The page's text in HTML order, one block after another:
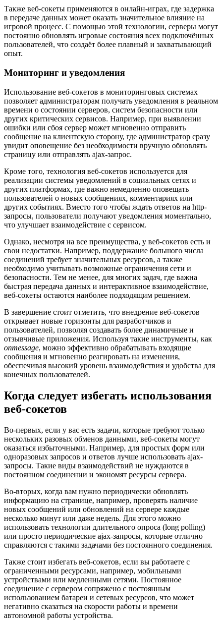
Также веб-сокеты применяются в онлайн-играх, где задержка
в передаче данных может оказать значительное влияние на
игровой процесс. С помощью этой технологии, серверы могут
постоянно обновлять игровые состояния всех подключённых
пользователей, что создаёт более плавный и захватывающий
опыт.
Мониторинг и уведомления
Использование веб-сокетов в мониторинговых системах
позволяет администраторам получать уведомления в реальном
времени о состоянии серверов, систем безопасности или
других критических сервисов. Например, при выявлении
ошибки или сбоя сервер может мгновенно отправить
сообщение на клиентскую сторону, где администратор сразу
увидит оповещение без необходимости вручную обновлять
страницу или отправлять ajax-запрос.
Кроме того, технология веб-сокетов используется для
реализации системы уведомлений в социальных сетях и
других платформах, где важно немедленно оповещать
пользователей о новых сообщениях, комментариях или
других событиях. Вместо того чтобы ждать ответов на http-
запросы, пользователи получают уведомления моментально,
что улучшает взаимодействие с сервисом.
Однако, несмотря на все преимущества, у веб-сокетов есть и
свои недостатки. Например, поддержание большого числа
соединений требует значительных ресурсов, а также
необходимо учитывать возможные ограничения сети и
безопасности. Тем не менее, для многих задач, где важна
быстрая передача данных и интерактивное взаимодействие,
веб-сокеты остаются наиболее подходящим решением.
В завершение стоит отметить, что внедрение веб-сокетов
открывает новые горизонты для разработчиков и
пользователей, позволяя создавать более динамичные и
отзывчивые приложения. Используя такие инструменты, как
onmessage, можно эффективно обрабатывать входящие
сообщения и мгновенно реагировать на изменения,
обеспечивая высокий уровень взаимодействия и удобства для
конечных пользователей.
Когда следует избегать использования
веб-сокетов
Во-первых, если у вас есть задачи, которые требуют только
нескольких разовых обменов данными, веб-сокеты могут
оказаться избыточными. Например, для простых форм или
одноразовых запросов и ответов лучше использовать ajax-
запросы. Такие виды взаимодействий не нуждаются в
постоянном соединении и экономят ресурсы сервера.
Во-вторых, когда вам нужно периодически обновлять
информацию на странице, например, проверять наличие
новых сообщений или обновлений на сервере каждые
несколько минут или даже недель. Для этого можно
использовать технологии длительного опроса (long polling)
или просто периодические ajax-запросы, которые отлично
справляются с такими задачами без постоянного соединения.
Также стоит избегать веб-сокетов, если вы работаете с
ограниченными ресурсами, например, мобильными
устройствами или медленными сетями. Постоянное
соединение с сервером сопряжено с постоянным
использованием батареи и сетевых ресурсов, что может
негативно сказаться на скорости работы и времени
автономной работы устройства.